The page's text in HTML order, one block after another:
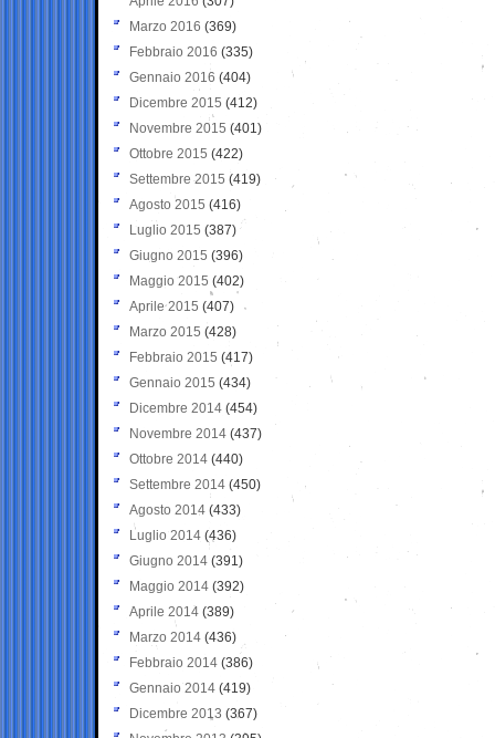
Marzo 2016 (369)
Febbraio 2016 (335)
Gennaio 2016 (404)
Dicembre 2015 (412)
Novembre 2015 (401)
Ottobre 2015 (422)
Settembre 2015 (419)
Agosto 2015 (416)
Luglio 2015 (387)
Giugno 2015 (396)
Maggio 2015 (402)
Aprile 2015 (407)
Marzo 2015 (428)
Febbraio 2015 (417)
Gennaio 2015 (434)
Dicembre 2014 (454)
Novembre 2014 (437)
Ottobre 2014 (440)
Settembre 2014 (450)
Agosto 2014 (433)
Luglio 2014 (436)
Giugno 2014 (391)
Maggio 2014 (392)
Aprile 2014 (389)
Marzo 2014 (436)
Febbraio 2014 (386)
Gennaio 2014 (419)
Dicembre 2013 (367)